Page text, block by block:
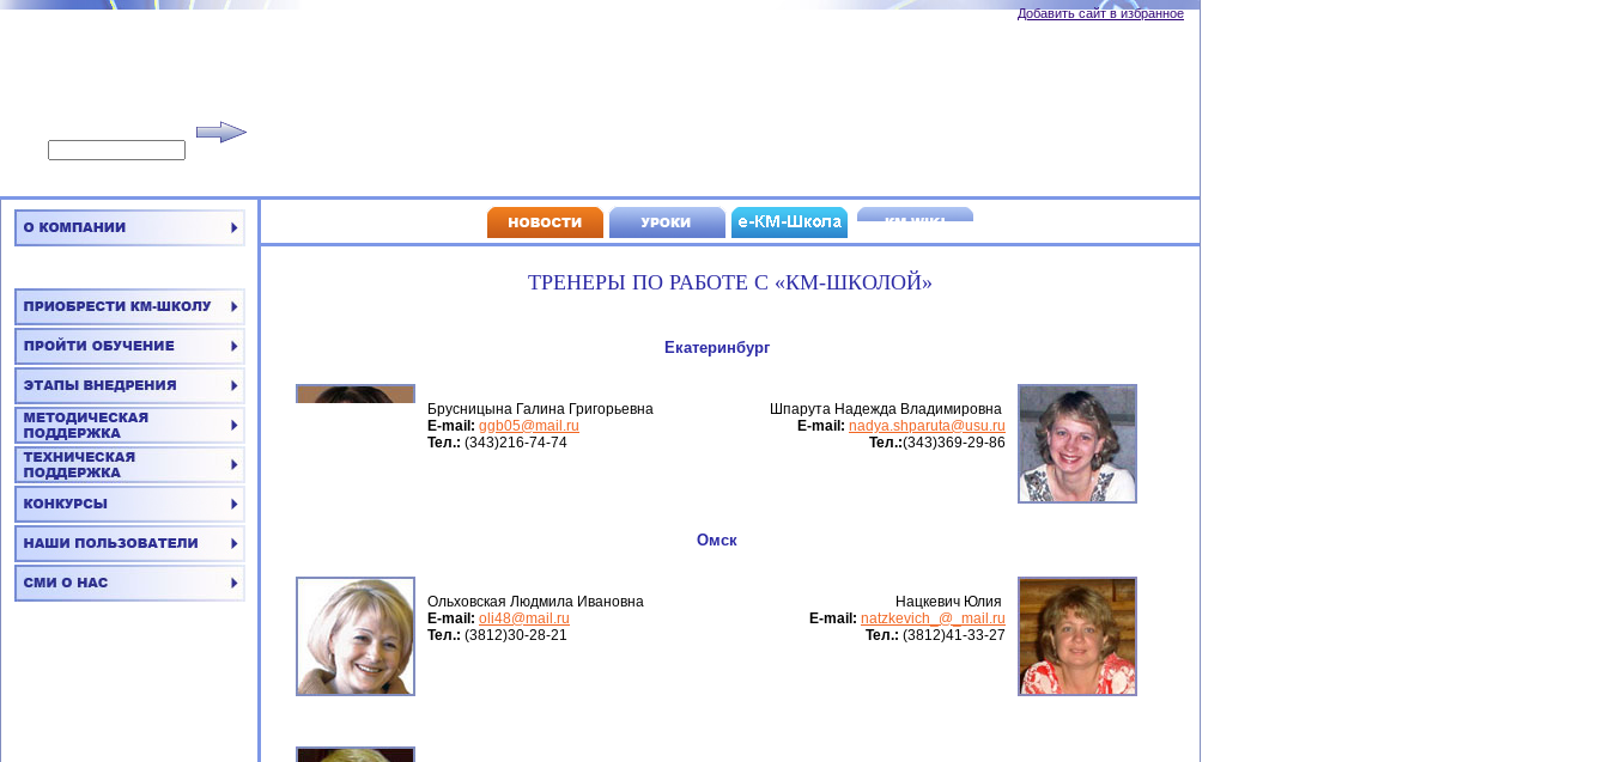
Добавить сайт в избранное
ТРЕНЕРЫ ПО РАБОТЕ С «КМ-ШКОЛОЙ»
Екатеринбург
Брусницына Галина Григорьевна
Е-mail: ggb05@mail.ru
Тел.: (343)216-74-74
Шпарута Надежда Владимировна
Е-mail: nadya.shparuta@usu.ru
Тел.:(343)369-29-86
Омск
Ольховская Людмила Ивановна
Е-mail: oli48@mail.ru
Тел.: (3812)30-28-21
Нацкевич Юлия
Е-mail: natzkevich_@_mail.ru
Тел.: (3812)41-33-27